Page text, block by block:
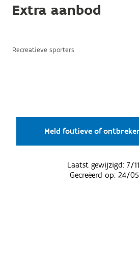
Extra aanbod
Recreatieve sporters
Meld foutieve of
Laatst gewijzigd:7/
Gecreëerd op: 24/